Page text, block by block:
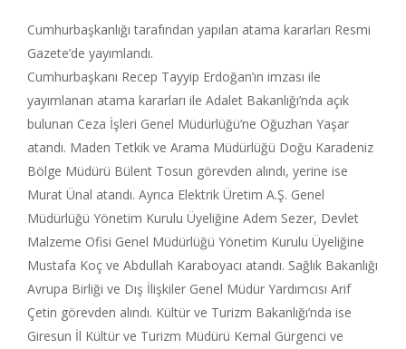
Cumhurbaşkanlığı tarafından yapılan atama kararları Resmi
Gazete’de yayımlandı.
Cumhurbaşkanı Recep Tayyip Erdoğan’ın imzası ile
yayımlanan atama kararları ile Adalet Bakanlığı’nda açık
bulunan Ceza İşleri Genel Müdürlüğü’ne Oğuzhan Yaşar
atandı. Maden Tetkik ve Arama Müdürlüğü Doğu Karadeniz
Bölge Müdürü Bülent Tosun görevden alındı, yerine ise
Murat Ünal atandı. Ayrıca Elektrik Üretim A.Ş. Genel
Müdürlüğü Yönetim Kurulu Üyeliğine Adem Sezer, Devlet
Malzeme Ofisi Genel Müdürlüğü Yönetim Kurulu Üyeliğine
Mustafa Koç ve Abdullah Karaboyacı atandı. Sağlık Bakanlığı
Avrupa Birliği ve Dış İlişkiler Genel Müdür Yardımcısı Arif
Çetin görevden alındı. Kültür ve Turizm Bakanlığı’nda ise
Giresun İl Kültür ve Turizm Müdürü Kemal Gürgenci ve